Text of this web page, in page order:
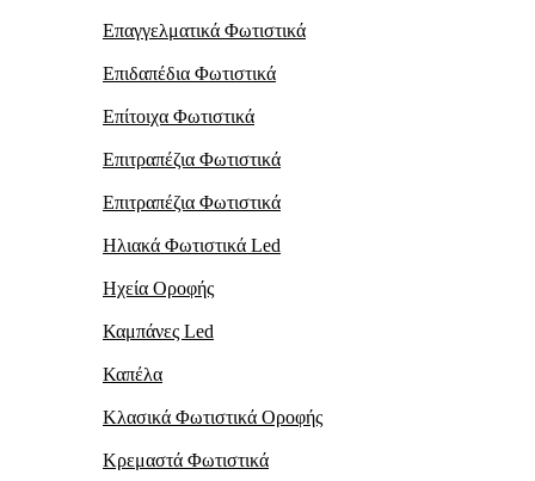
Επαγγελματικά Φωτιστικά
Επιδαπέδια Φωτιστικά
Επίτοιχα Φωτιστικά
Επιτραπέζια Φωτιστικά
Επιτραπέζια Φωτιστικά
Ηλιακά Φωτιστικά Led
Ηχεία Οροφής
Καμπάνες Led
Καπέλα
Κλασικά Φωτιστικά Οροφής
Κρεμαστά Φωτιστικά